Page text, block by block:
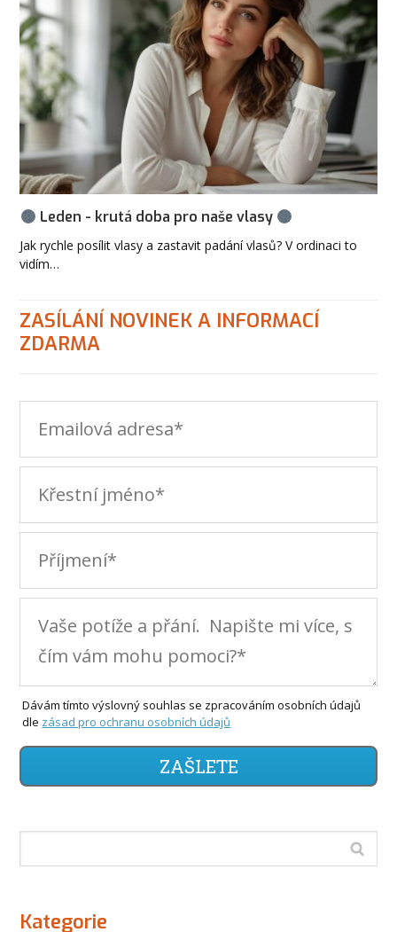
Leden - krutá doba pro naše vlasy
Jak rychle posílit vlasy a zastavit padání vlasů? V ordinaci to
vidím…
ZASÍLÁNÍ NOVINEK A INFORMACÍ
ZDARMA
Dávám tímto výslovný souhlas se zpracováním osobních údajů
dle zásad pro ochranu osobních údajů
ZAŠLETE
Kategorie